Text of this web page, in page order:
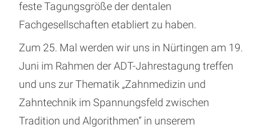
feste Tagungsgröße der dentalen
Fachgesellschaften etabliert zu haben.
Zum 25. Mal werden wir uns in Nürtingen am 19.
Juni im Rahmen der ADT-Jahrestagung treffen
und uns zur Thematik „Zahnmedizin und
Zahntechnik im Spannungsfeld zwischen
Tradition und Algorithmen“ in unserem